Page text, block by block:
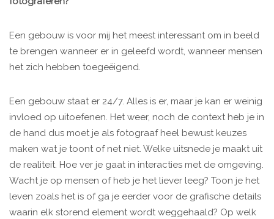
Een gebouw is voor mij het meest interessant om in beeld
te brengen wanneer er in geleefd wordt, wanneer mensen
het zich hebben toegeëigend.
Een gebouw staat er 24/7. Alles is er, maar je kan er weinig
invloed op uitoefenen. Het weer, noch de context heb je in
de hand dus moet je als fotograaf heel bewust keuzes
maken wat je toont of net niet. Welke uitsnede je maakt uit
de realiteit. Hoe ver je gaat in interacties met de omgeving.
Wacht je op mensen of heb je het liever leeg? Toon je het
leven zoals het is of ga je eerder voor de grafische details
waarin elk storend element wordt weggehaald? Op welk